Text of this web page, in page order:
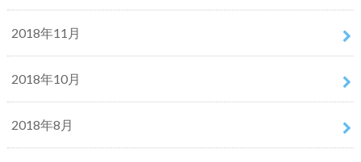
2018年11月
2018年10月
2018年8月